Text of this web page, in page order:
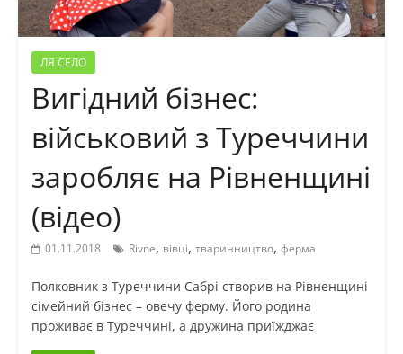
ЛЯ СЕЛО
Вигідний бізнес:
військовий з Туреччини
заробляє на Рівненщині
(відео)
01.11.2018 Rivne, вівці, тваринництво, ферма
Полковник з Туреччини Сабрі створив на Рівненщині
сімейний бізнес – овечу ферму. Його родина
проживає в Туреччині, а дружина приїжджає